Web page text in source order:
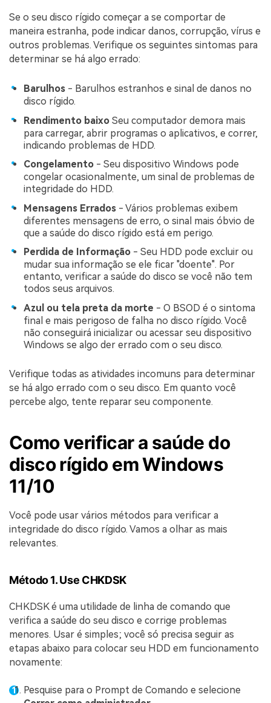
Se o seu disco rígido começar a se comportar de
maneira estranha, pode indicar danos, corrupção, vírus e
outros problemas. Verifique os seguintes sintomas para
determinar se há algo errado:
Barulhos - Barulhos estranhos e sinal de danos no
disco rígido.
Rendimento baixo Seu computador demora mais
para carregar, abrir programas o aplicativos, e correr,
indicando problemas de HDD.
Congelamento - Seu dispositivo Windows pode
congelar ocasionalmente, um sinal de problemas de
integridade do HDD.
Mensagens Errados - Vários problemas exibem
diferentes mensagens de erro, o sinal mais óbvio de
que a saúde do disco rígido está em perigo.
Perdida de Informação - Seu HDD pode excluir ou
mudar sua informação se ele ficar "doente". Por
entanto, verificar a saúde do disco se você não tem
todos seus arquivos.
Azul ou tela preta da morte - O BSOD é o sintoma
final e mais perigoso de falha no disco rígido. Você
não conseguirá inicializar ou acessar seu dispositivo
Windows se algo der errado com o seu disco.
Verifique todas as atividades incomuns para determinar
se há algo errado com o seu disco. Em quanto você
percebe algo, tente reparar seu componente.
Como verificar a saúde do
disco rígido em Windows
11/10
Você pode usar vários métodos para verificar a
integridade do disco rígido. Vamos a olhar as mais
relevantes.
Método 1. Use CHKDSK
CHKDSK é uma utilidade de linha de comando que
verifica a saúde do seu disco e corrige problemas
menores. Usar é simples; você só precisa seguir as
etapas abaixo para colocar seu HDD em funcionamento
novamente:
Pesquise para o Prompt de Comando e selecione